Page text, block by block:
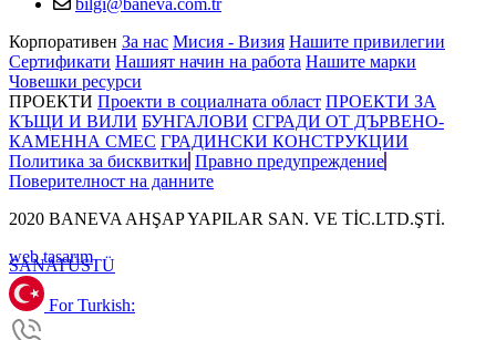
bilgi@baneva.com.tr
Корпоративен За нас Мисия - Визия Нашите привилегии
Сертификати Нашият начин на работа Нашите марки
Човешки ресурси
ПРОЕКТИ Проекти в социалната област ПРОЕКТИ ЗА
КЪЩИ И ВИЛИ БУНГАЛОВИ СГРАДИ ОТ ДЪРВЕНО-
КАМЕННА СМЕС ГРАДИНСКИ КОНСТРУКЦИИ
Политика за бисквитки Правно предупреждение
Поверителност на данните
2020 BANEVA AHŞAP YAPILAR SAN. VE TİC.LTD.ŞTİ.
web tasarım
SANATÜSTÜ
For Turkish: